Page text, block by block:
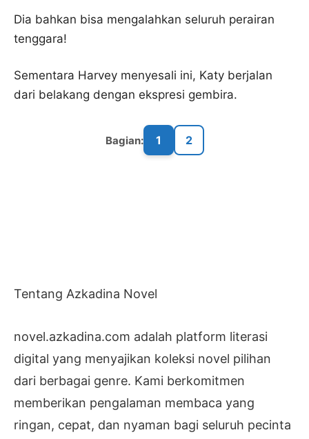
Dia bahkan bisa mengalahkan seluruh perairan
tenggara!
Sementara Harvey menyesali ini, Katy berjalan
dari belakang dengan ekspresi gembira.
Bagian: 1 2
Tentang Azkadina Novel
novel.azkadina.com adalah platform literasi
digital yang menyajikan koleksi novel pilihan
dari berbagai genre. Kami berkomitmen
memberikan pengalaman membaca yang
ringan, cepat, dan nyaman bagi seluruh pecinta